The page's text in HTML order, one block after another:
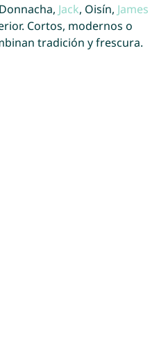
Jack, Oisín, James
Cortos, modernos o
tradición y frescura.